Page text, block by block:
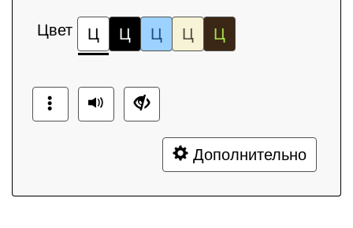
Цвет Ц Ц Ц Ц Ц
Дополнительно